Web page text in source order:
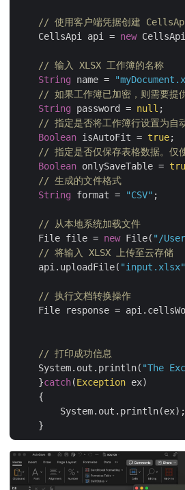
// 使用客户端凭据创建
    CellsApi api =
new
// 输入 XLSX 工作簿的名称
String name =
// 如果工作簿已加密，则需要提
String password = null ;
// 指定是否将工作簿行设置为自动
Boolean isAutoFit = true;
// 指定是否仅保存表格数据。仅
Boolean onlySaveTable =
// 生成的文件格式
String format = "CSV" ;
// 从本地系统加载文件
    File file =
new File( "/
// 将输入 XLSX 上传至云存储
    api.uploadFile(
"input.xlsx"
// 执行文档转换操作
File response =
// 打印成功信息
    System.out.println(
"The
    }
catch(Exception ex)
    {
        System.out.println(ex);